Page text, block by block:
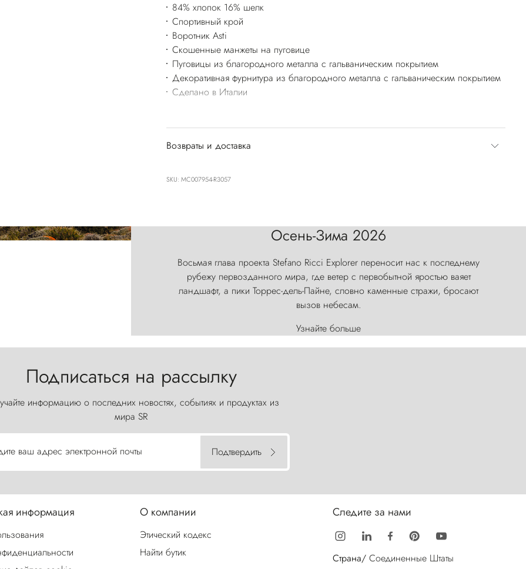
84% хлопок 16% шелк
Спортивный крой
Воротник Asti
Скошенные манжеты на пуговице
Пуговицы из благородного металла с гальваническим покрытием
Декоративная фурнитура из благородного металла с гальваническим покрытием
Сделано в Италии
Возвраты и доставка
SKU: MC007954-R3057
Осень-Зима 2026
Восьмая глава проекта Stefano Ricci Explorer переносит нас к последнему
рубежу первозданного мира, где ветер с первобытной яростью ваяет
ландшафт, а пики Торрес-дель-Пайне, словно каменные стражи, бросают
вызов небесам.
Узнайте больше
Подписаться на рассылку
информацию о последних новостях, событиях и продуктах из
мира SR
ваш адрес электронной почты Подтвердить
информация О компании
Этический кодекс
Найти бутик
Следите за нами
Страна/ Соединенные Штаты